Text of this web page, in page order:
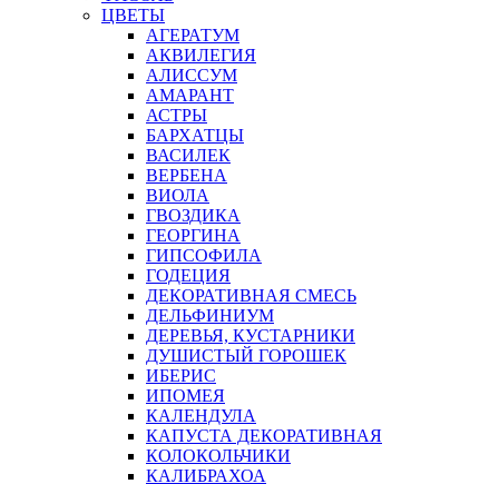
ЦВЕТЫ
АГЕРАТУМ
АКВИЛЕГИЯ
АЛИССУМ
АМАРАНТ
АСТРЫ
БАРХАТЦЫ
ВАСИЛЕК
ВЕРБЕНА
ВИОЛА
ГВОЗДИКА
ГЕОРГИНА
ГИПСОФИЛА
ГОДЕЦИЯ
ДЕКОРАТИВНАЯ СМЕСЬ
ДЕЛЬФИНИУМ
ДЕРЕВЬЯ, КУСТАРНИКИ
ДУШИСТЫЙ ГОРОШЕК
ИБЕРИС
ИПОМЕЯ
КАЛЕНДУЛА
КАПУСТА ДЕКОРАТИВНАЯ
КОЛОКОЛЬЧИКИ
КАЛИБРАХОА